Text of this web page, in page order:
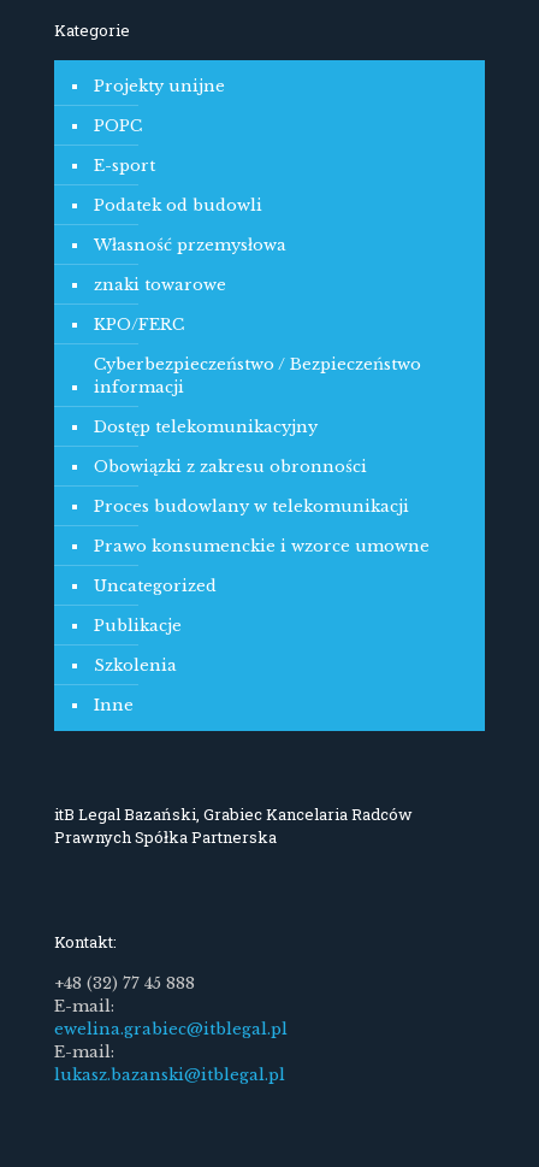
Kategorie
Projekty unijne
POPC
E-sport
Podatek od budowli
Własność przemysłowa
znaki towarowe
KPO/FERC
Cyberbezpieczeństwo / Bezpieczeństwo
informacji
Dostęp telekomunikacyjny
Obowiązki z zakresu obronności
Proces budowlany w telekomunikacji
Prawo konsumenckie i wzorce umowne
Uncategorized
Publikacje
Szkolenia
Inne
itB Legal Bazański, Grabiec Kancelaria Radców
Prawnych Spółka Partnerska
Kontakt:
+48 (32) 77 45 888
E-mail:
ewelina.grabiec@itblegal.pl
E-mail:
lukasz.bazanski@itblegal.pl